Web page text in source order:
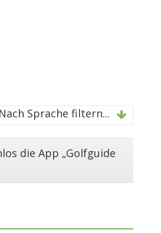
Nach Sprache filtern...
die App „Golfguide